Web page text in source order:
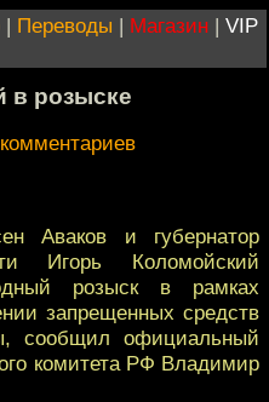
| Переводы | Магазин | VIP
в розыске
Аваков и губернатор
Игорь Коломойский
розыск в рамках
запрещенных средств
сообщил официальный
комитета РФ Владимир